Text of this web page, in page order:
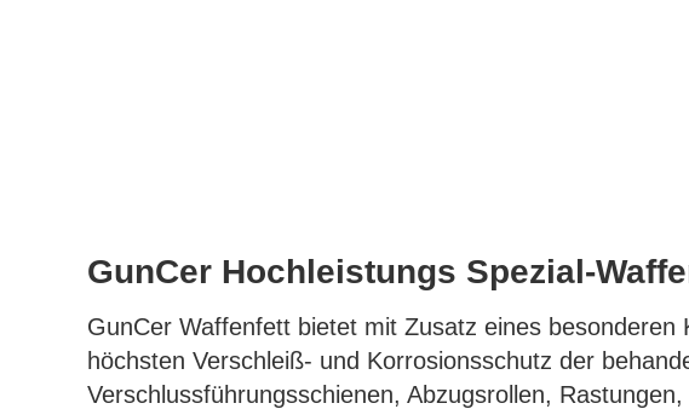
GunCer Hochleistungs Spezial-
GunCer Waffenfett bietet mit Zusatz eines
höchsten Verschleiß- und Korrosionsschutz der
Verschlussführungsschienen, Abzugsrollen,